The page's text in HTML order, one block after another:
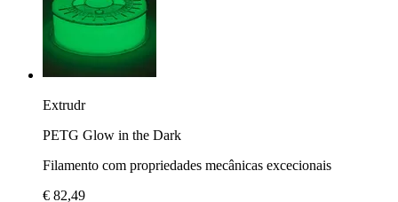
Extrudr
PETG Glow in the Dark
Filamento com propriedades mecânicas excecionais
€ 82,49